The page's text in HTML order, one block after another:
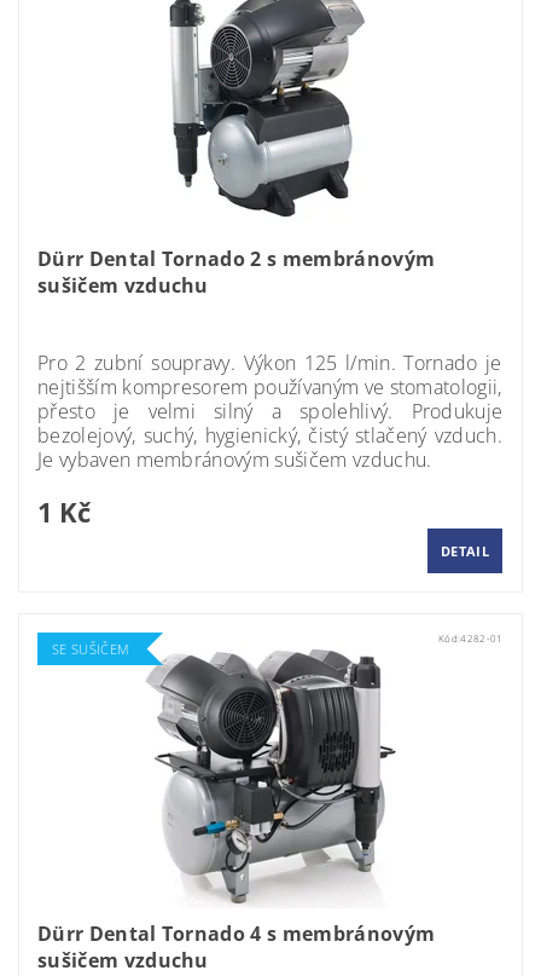
Dürr Dental Tornado 2 s membránovým
sušičem vzduchu
Pro 2 zubní soupravy. Výkon 125 l/min. Tornado je
nejtišším kompresorem používaným ve stomatologii,
přesto je velmi silný a spolehlivý. Produkuje
bezolejový, suchý, hygienický, čistý stlačený vzduch.
Je vybaven membránovým sušičem vzduchu.
1 Kč
DETAIL
SE SUŠIČEM
Kód:4282-01
Dürr Dental Tornado 4 s membránovým
sušičem vzduchu